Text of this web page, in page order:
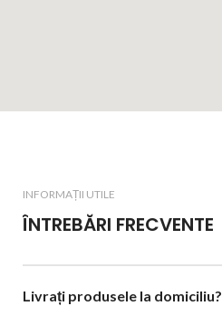
INFORMAȚII UTILE
ÎNTREBĂRI FRECVENTE
Livrați produsele la domiciliu?